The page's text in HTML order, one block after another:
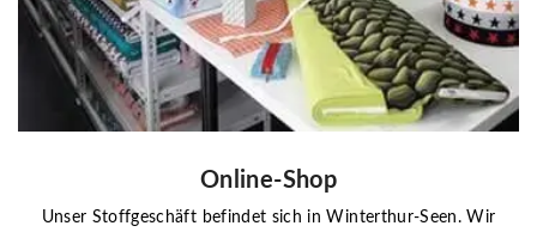
Online-Shop
Unser Stoffgeschäft befindet sich in Winterthur-Seen. Wir